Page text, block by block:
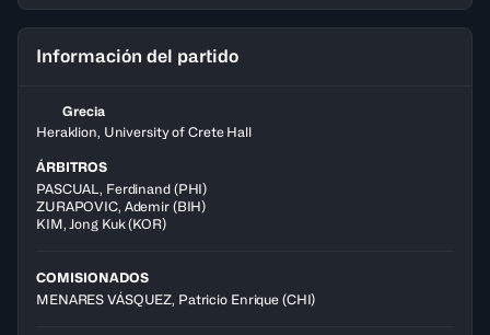
Información del partido
Grecia
Heraklion, University of Crete Hall
ÁRBITROS
PASCUAL , Ferdinand(PHI)
ZURAPOVIC, Ademir(BIH)
KIM, Jong Kuk(KOR)
COMISIONADOS
MENARES VÁSQUEZ, Patricio Enrique (CHI)